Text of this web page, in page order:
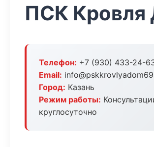
ПСК Кровля
Телефон: +7 (930) 433-24-
Email:
Город: Казань
Режим работы:
круглосуточно